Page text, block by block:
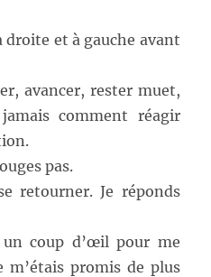
droite et à gauche avant
avancer, rester muet,
comment réagir
pas.
retourner. Je réponds
coup d’œil pour me
m’étais promis de plus